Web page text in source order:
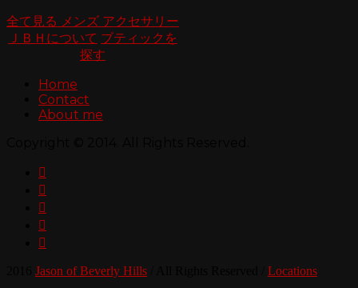
全て見る メンズ アクセサリー
ＪＢＨについて ブティックを
探す
Home
Contact
About me





Jason of Beverly Hills Locations